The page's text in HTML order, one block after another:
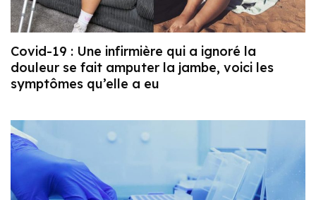
Covid-19 : Une infirmière qui a ignoré la
douleur se fait amputer la jambe, voici les
symptômes qu’elle a eu